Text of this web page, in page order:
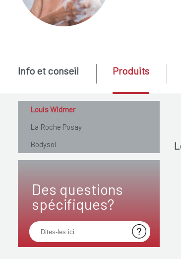
Louis Widmer
La Roche Posay
Bodysol
Des questions
spécifiques?
Info et conseil Produits